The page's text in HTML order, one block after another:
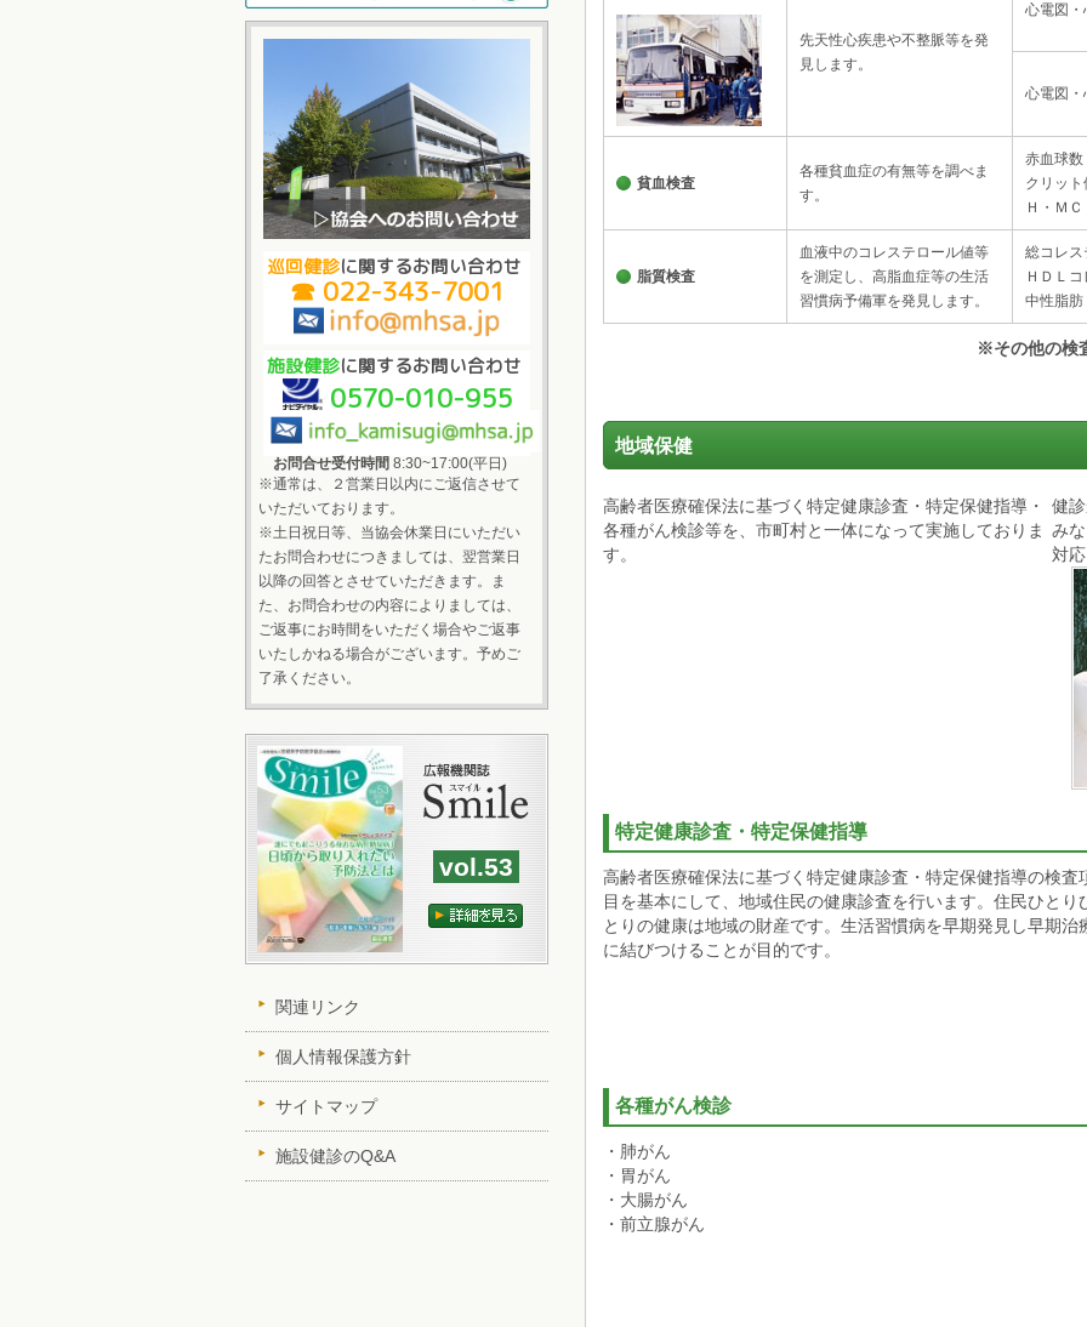
先天性心疾患や不整脈等を発
見します。
心電図・
心電図・
貧血検査
各種貧血症の有無等を調べま
す。
赤血球数
クリッ
Ｈ・Ｍ
脂質検査
血液中のコレステロール値等
を測定し、高脂血症等の生活
習慣病予備軍を発見します。
総コレス
ＨＤＬ
中性脂肪
※その他の検
地域保健
高齢者医療確保法に基づく特定健康診査・特定保健指導・
各種がん検診等を、市町村と一体になって実施しておりま
す。
健
み
対
特定健康診査・特定保健指導
高齢者医療確保法に基づく特定健康診査・特定保健指導の検査
目を基本にして、地域住民の健康診査を行います。住民ひとり
とりの健康は地域の財産です。生活習慣病を早期発見し早期治
に結びつけることが目的です。
各種がん検診
・肺がん
・胃がん
・大腸がん
・前立腺がん
巡回健診に関するお問い合わせ
☎ 022-343-7001
施設健診に関するお問い合わせ
0570-010-955
お問合せ受付時間 8:30~17:00(平日)
※通常は、２営業日以内にご返信させて
いただいております。
※土日祝日等、当協会休業日にいただい
たお問合わせにつきましては、翌営業日
以降の回答とさせていただきます。ま
た、お問合わせの内容によりましては、
ご返事にお時間をいただく場合やご返事
いたしかねる場合がございます。予めご
了承ください。
vol.53
関連リンク
個人情報保護方針
サイトマップ
施設健診のQ&A